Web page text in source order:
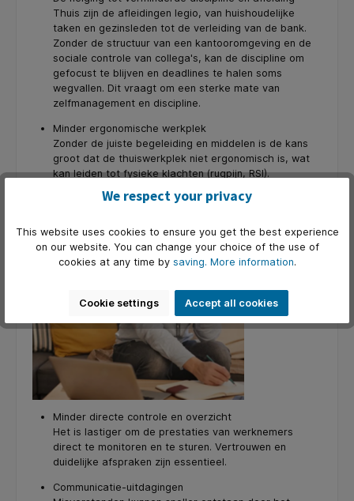
Thuis zijn de afleidingen legio, van huishoudelijke
taken en gezinsleden tot de verleiding van de bank.
Zonder de structuur van een kantooromgeving en de
sociale controle van collega's, kan de discipline om
gefocust te blijven en deadlines te halen soms
wegvallen. Dit vraagt om een sterke mate van
zelfmanagement en discipline.
Minder ergonomische werkplek
Zonder de juiste begeleiding en middelen is de kans
groot dat de thuiswerkplek niet ergonomisch is, wat
kan leiden tot fysieke klachten (rugpijn, RSI).
Voor de werkgever:
Minder directe controle en overzicht
Het is lastiger om de prestaties van werknemers
direct te monitoren en te sturen. Vertrouwen en
duidelijke afspraken zijn essentieel.
Communicatie-uitdagingen
We respect your privacy
This website uses cookies to ensure you get the best experience
on our website. You can change your choice of the use of
cookies at any time by saving. More information.
Cookie settings Accept all cookies